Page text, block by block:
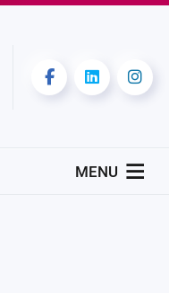
MENU